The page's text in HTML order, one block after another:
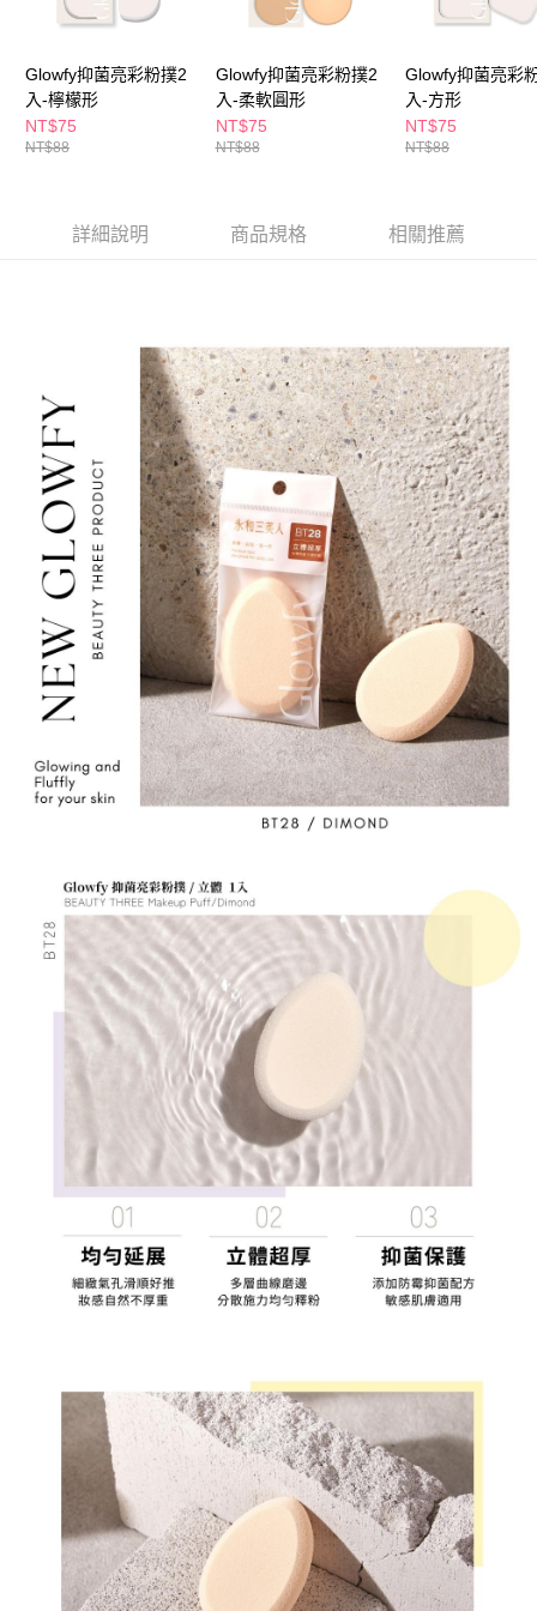
ATM／網路銀行／等多元方式進行付款，方視為交易完成。
※ 請注意：結帳手續完成當下不需立刻繳費，但若您需要取消訂單，請聯絡
後付繳納相關費用。
※ 交易是否成功請以「AFTEE先享後付 」之結帳頁面顯示為準，若有關於
客戶支援中心」
https://netprotections.freshdesk.com/support/home
易，需依本服務之必要範圍內提供個人資料，並將交易相關給付款項請求債
權轉讓予恩沛科技股份有限公司。
４．使用「AFTEE先享後付」時，將依據個別帳號之用戶狀況，依本公司即
時審查核予不同之上限額度；若仍有額度不足之情形，本公司將視審查結果
請求用戶進行身份認證。
５．嚴禁一人註冊多個帳號或使用他人資訊註冊。若發現惡意使用之情形，
恩沛科技股份有限公司將有權停止該用戶之使用額度並採取法律行動。
萊爾富取貨付款
付款後萊爾富取貨
每筆NT$65，滿NT$490(含以上)免運費
付款後7-11取貨
每筆NT$100，滿NT$790(含以上)免運費
付款後寶雅門市自取(由倉庫統一出貨)
每筆NT$80，滿NT$290(含以上)免運費
Glowfy抑菌亮彩粉撲2
入-檸檬形
NT$75
NT$88
Glowfy抑菌亮彩粉撲2
入-柔軟圓形
NT$75
NT$88
Glowfy抑菌亮彩
入-方形
NT$75
NT$88
詳細說明 商品規格 相關推薦